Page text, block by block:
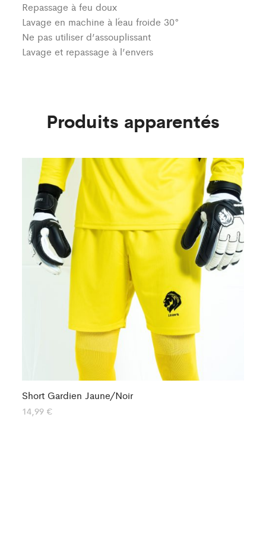
Repassage à feu doux
Lavage en machine à l´eau froide 30°
Ne pas utiliser d’assouplissant
Lavage et repassage à l’envers
Produits apparentés
Short Gardien Jaune/Noir
14,99 €